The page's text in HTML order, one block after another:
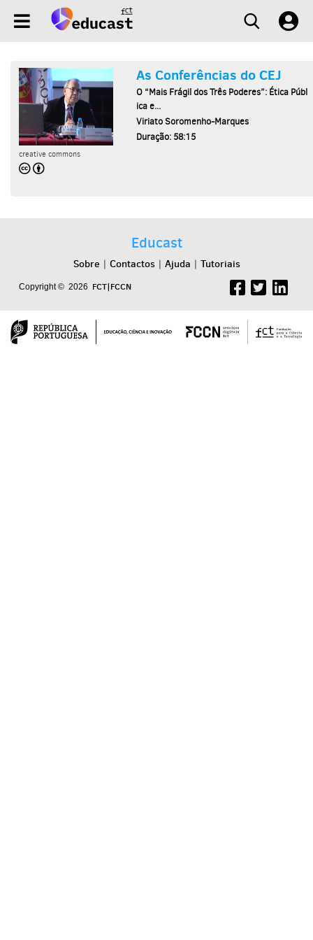
creative commons
As Conferências do CEJ
O “Mais Frágil dos Três Poderes”: Ética Públ
ica e...
Viriato Soromenho-Marques
Duração: 58:15
Educast
Sobre | Contactos| Ajuda | Tutoriais
Copyright © 2026 FCT|FCCN